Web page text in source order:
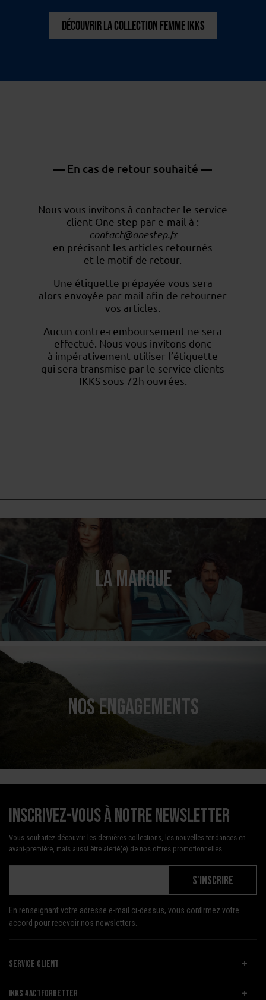
DÉCOUVRIR LA COLLECTION FEMME IKKS
— En cas de retour souhaité —
Nous vous invitons à contacter le service
client One step par e-mail à :
contact@onestep.fr
en précisant les articles retournés
et le motif de retour.
Une étiquette prépayée vous sera
alors envoyée par mail afin de retourner
vos articles.
Aucun contre-remboursement ne sera
effectué. Nous vous invitons donc
à impérativement utiliser l’étiquette
qui sera transmise par le service clients
IKKS sous 72h ouvrées.
LA MARQUE
NOS ENGAGEMENTS
Inscrivez-vous à notre newsletter
Vous souhaitez découvrir les dernières collections, les nouvelles tendances en
avant-première, mais aussi être alerté(e) de nos offres promotionnelles
S'INSCRIRE
En renseignant votre adresse e-mail ci-dessus, vous confirmez votre
accord pour recevoir nos newsletters.
SERVICE CLIENT
IKKS #ACTFORBETTER